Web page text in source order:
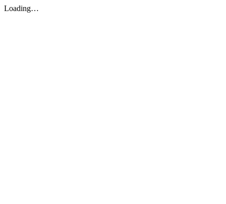
Loading…